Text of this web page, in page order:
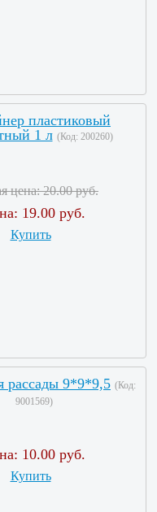
пластиковый
1 л (Код: 200260)
цена:20.00 руб.
19.00 руб.
Купить
рассады 9*9*9,5 (Код:
9001569)
10.00 руб.
Купить